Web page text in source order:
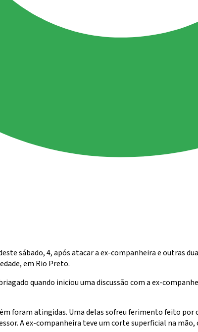
sábado, 4, após atacar a ex-companheira e outras
em Rio Preto.
quando iniciou uma discussão com a ex-
foram atingidas. Uma delas sofreu ferimento feito
A ex-companheira teve um corte superficial na